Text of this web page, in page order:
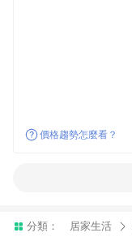
價格趨勢怎麼看？
分類： 居家生活